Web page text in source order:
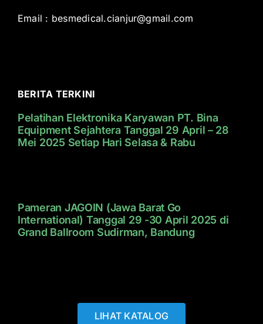
Email : besmedical.cianjur@gmail.com
BERITA TERKINI
Pelatihan Elektronika Karyawan PT. Bina
Equipment Sejahtera Tanggal 29 April – 28
Mei 2025 Setiap Hari Selasa & Rabu
Pameran JAGOIN (Jawa Barat Go
International) Tanggal 29 -30 April 2025 di
Grand Ballroom Sudirman, Bandung
LIHAT KATALOG